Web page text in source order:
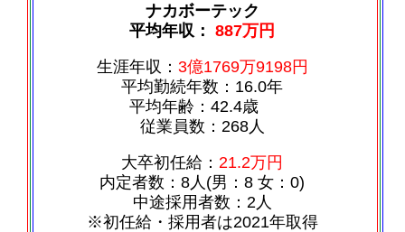
ナカボーテック
平均年収：887万円
生涯年収： 3億1769万9198円
平均勤続年数：16.0年
平均年齢：42.4歳
従業員数：268人
大卒初任給： 21.2万円
内定者数：8人(男：8 女：0)
中途採用者数：2人
※初任給・採用者は2021年取得